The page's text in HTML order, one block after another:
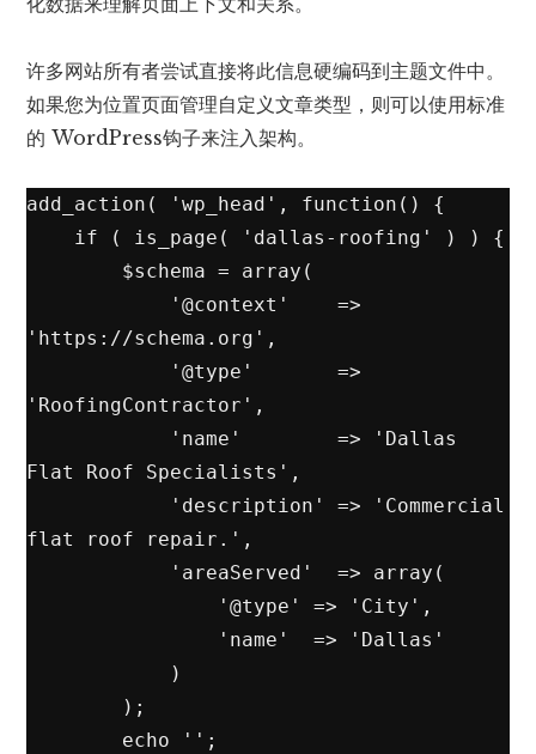
许多网站所有者尝试直接将此信息硬编码到主题文件中。
如果您为位置页面管理自定义文章类型，则可以使用标准
的 WordPress钩子来注入架构。
add_action( 'wp_head', function() {
'https://schema.org',
'RoofingContractor',
Flat Roof Specialists',
flat roof repair.',